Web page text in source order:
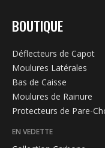
BOUTIQUE
Déflecteurs de Capot
Moulures Latérales
Bas de Caisse
Moulures de Rainure
Protecteurs de Pare-
EN VEDETTE